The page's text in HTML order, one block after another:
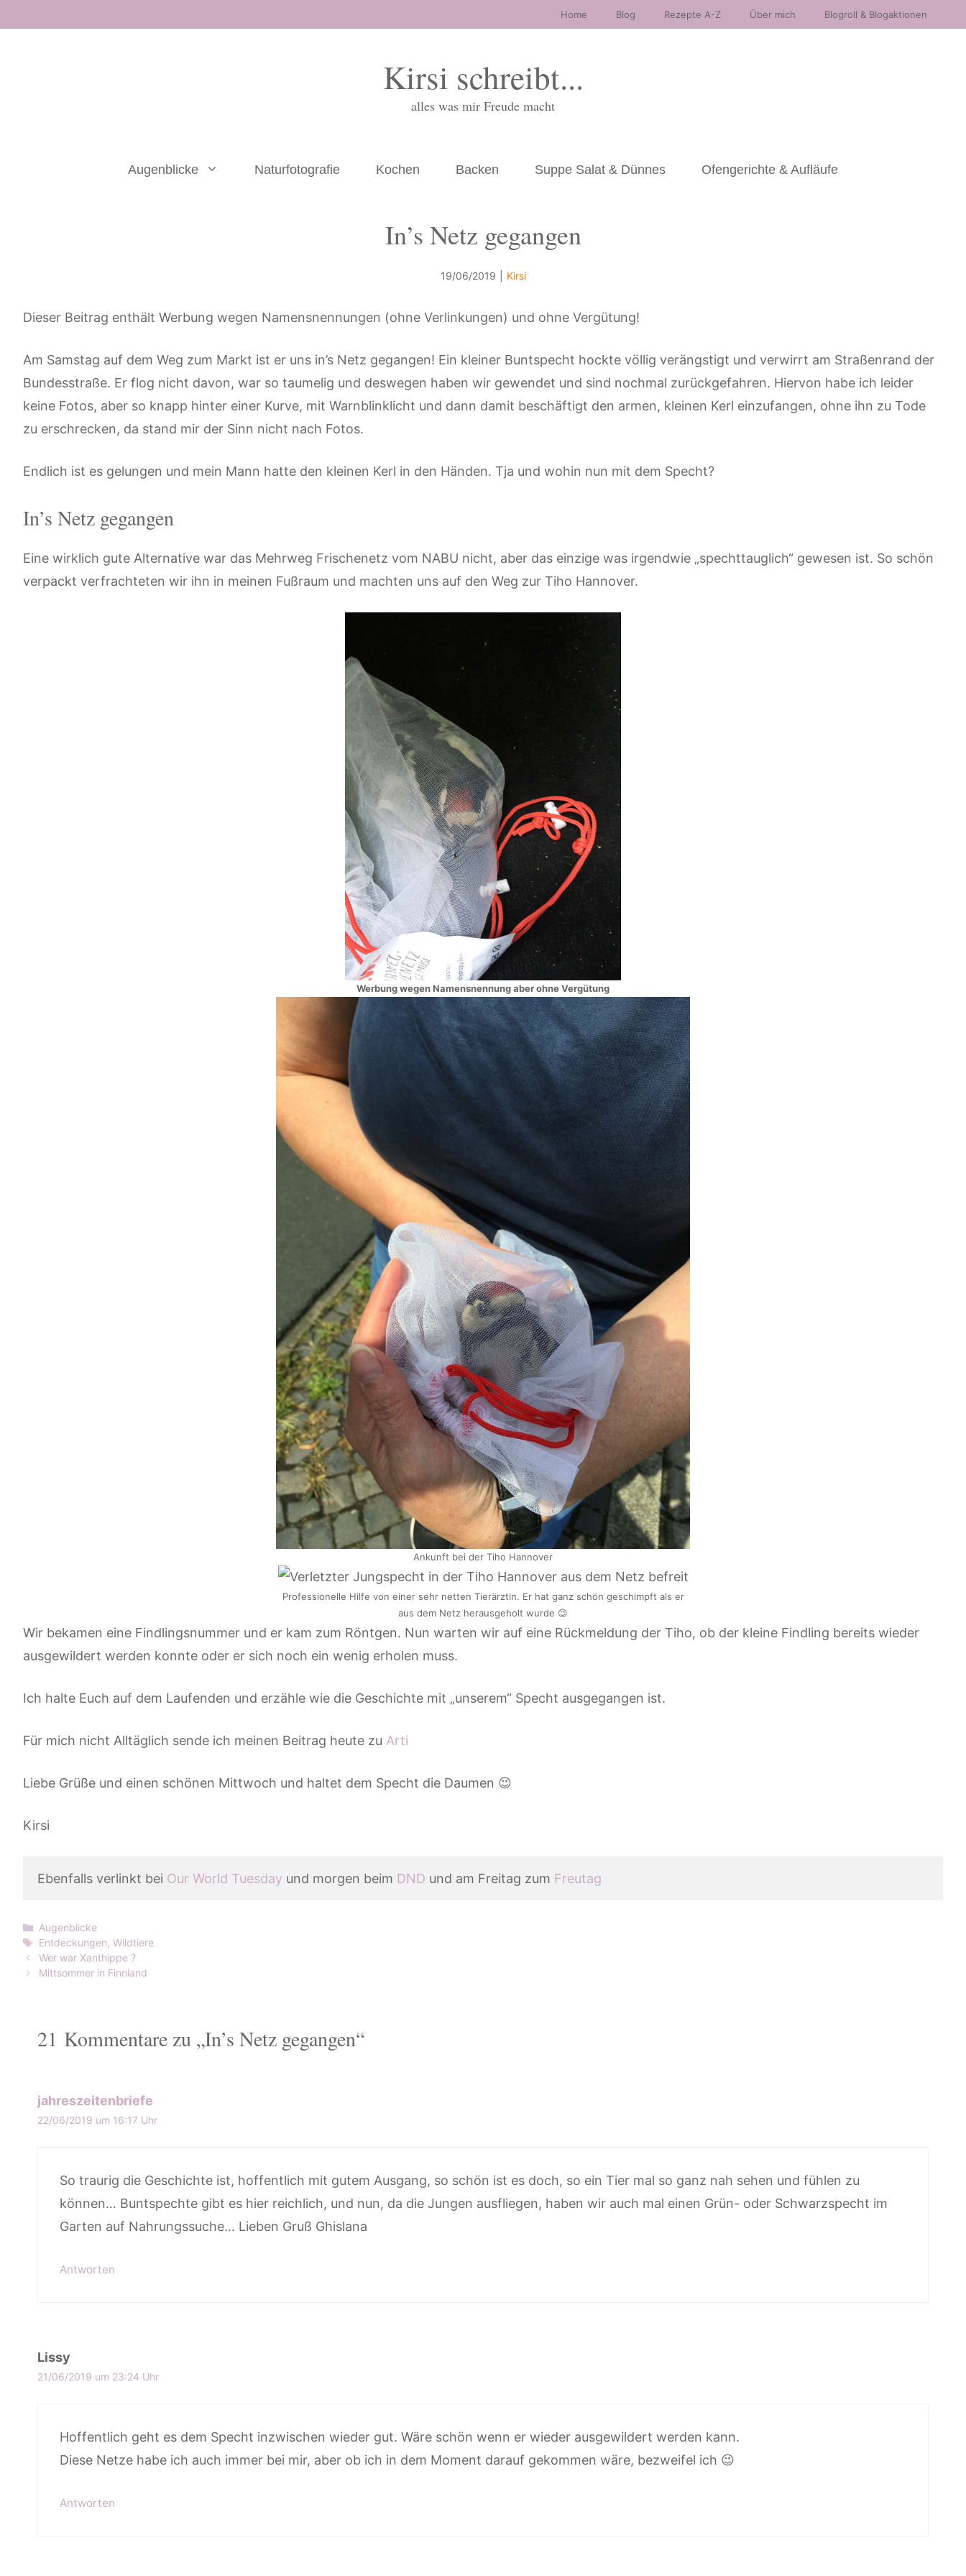
Inhalt
Home Blog Rezepte A-Z Über mich Blogroll & Blogaktionen
Kirsi schreibt...
alles was mir Freude macht
Augenblicke Naturfotografie Kochen Backen Suppe Salat & Dünnes Ofengerichte & Aufläufe
In’s Netz gegangen
19/06/2019 Kirsi
Dieser Beitrag enthält Werbung wegen Namensnennungen (ohne Verlinkungen) und ohne Vergütung!
Am Samstag auf dem Weg zum Markt ist er uns in’s Netz gegangen! Ein kleiner Buntspecht hockte völlig verängstigt und verwirrt am Straßenrand der
Bundesstraße. Er flog nicht davon, war so taumelig und deswegen haben wir gewendet und sind nochmal zurückgefahren. Hiervon habe ich leider
keine Fotos, aber so knapp hinter einer Kurve, mit Warnblinklicht und dann damit beschäftigt den armen, kleinen Kerl einzufangen, ohne ihn zu Tode
zu erschrecken, da stand mir der Sinn nicht nach Fotos.
Endlich ist es gelungen und mein Mann hatte den kleinen Kerl in den Händen. Tja und wohin nun mit dem Specht?
In’s Netz gegangen
Eine wirklich gute Alternative war das Mehrweg Frischenetz vom NABU nicht, aber das einzige was irgendwie „spechttauglich“ gewesen ist. So schön
verpackt verfrachteten wir ihn in meinen Fußraum und machten uns auf den Weg zur Tiho Hannover.
Werbung wegen Namensnennung aber ohne Vergütung
Ankunft bei der Tiho Hannover
Professionelle Hilfe von einer sehr netten Tierärztin. Er hat ganz schön geschimpft als er
aus dem Netz herausgeholt wurde 😉
Wir bekamen eine Findlingsnummer und er kam zum Röntgen. Nun warten wir auf eine Rückmeldung der Tiho, ob der kleine Findling bereits wieder
ausgewildert werden konnte oder er sich noch ein wenig erholen muss.
Ich halte Euch auf dem Laufenden und erzähle wie die Geschichte mit „unserem“ Specht ausgegangen ist.
Für mich nicht Alltäglich sende ich meinen Beitrag heute zu Arti
Liebe Grüße und einen schönen Mittwoch und haltet dem Specht die Daumen 😉
Kirsi
Ebenfalls verlinkt bei Our World Tuesday und morgen beim DND und am Freitag zum Freutag
Kategorien
Augenblicke
Schlagwörter
Entdeckungen,Wildtiere
Wer war Xanthippe ?
Mittsommer in Finnland
21 Kommentare zu „In’s Netz gegangen“
jahreszeitenbriefe
22/06/2019 um 16:17 Uhr
So traurig die Geschichte ist, hoffentlich mit gutem Ausgang, so schön ist es doch, so ein Tier mal so ganz nah sehen und fühlen zu
können… Buntspechte gibt es hier reichlich, und nun, da die Jungen ausfliegen, haben wir auch mal einen Grün- oder Schwarzspecht im
Garten auf Nahrungssuche… Lieben Gruß Ghislana
Antworten
Lissy
21/06/2019 um 23:24 Uhr
Hoffentlich geht es dem Specht inzwischen wieder gut. Wäre schön wenn er wieder ausgewildert werden kann.
Diese Netze habe ich auch immer bei mir, aber ob ich in dem Moment darauf gekommen wäre, bezweifel ich 😉
Antworten